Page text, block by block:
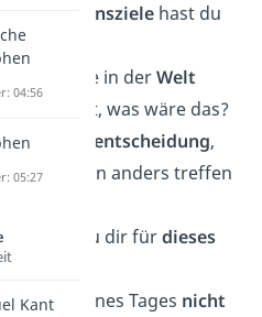
Lebenszielehast du
eine Sache in derWelt
könntest, was wäre das?
Lebensentscheidung,
Nachhinein anders treffen
Ziel hast du dir fürdieses
du eines Tages nicht
04:56
05:27
Kant